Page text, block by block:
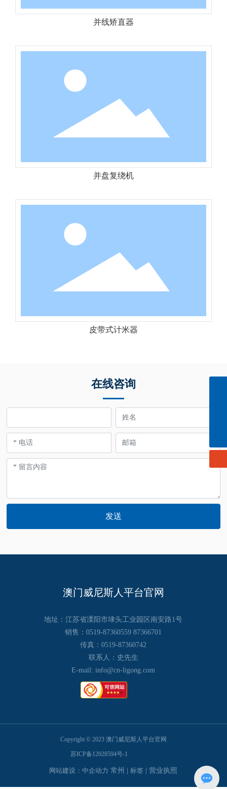
并线矫直器
并盘复绕机
皮带式计米器
在线咨询
发送
澳门威尼斯人平台官网
地址：江苏省溧阳市埭头工业园区南安路1号
销售：0519-87360559 87366701
传真：0519-87360742
联系人：史先生
E-mail:info@cn-ligong.com
Copyright © 2023 澳门威尼斯人平台官网
苏ICP备12028594号-1
网站建设：中企动力 常州 |标签 |营业执照
info@cn-ligong.com
139 0614 3570
152 0614 3663